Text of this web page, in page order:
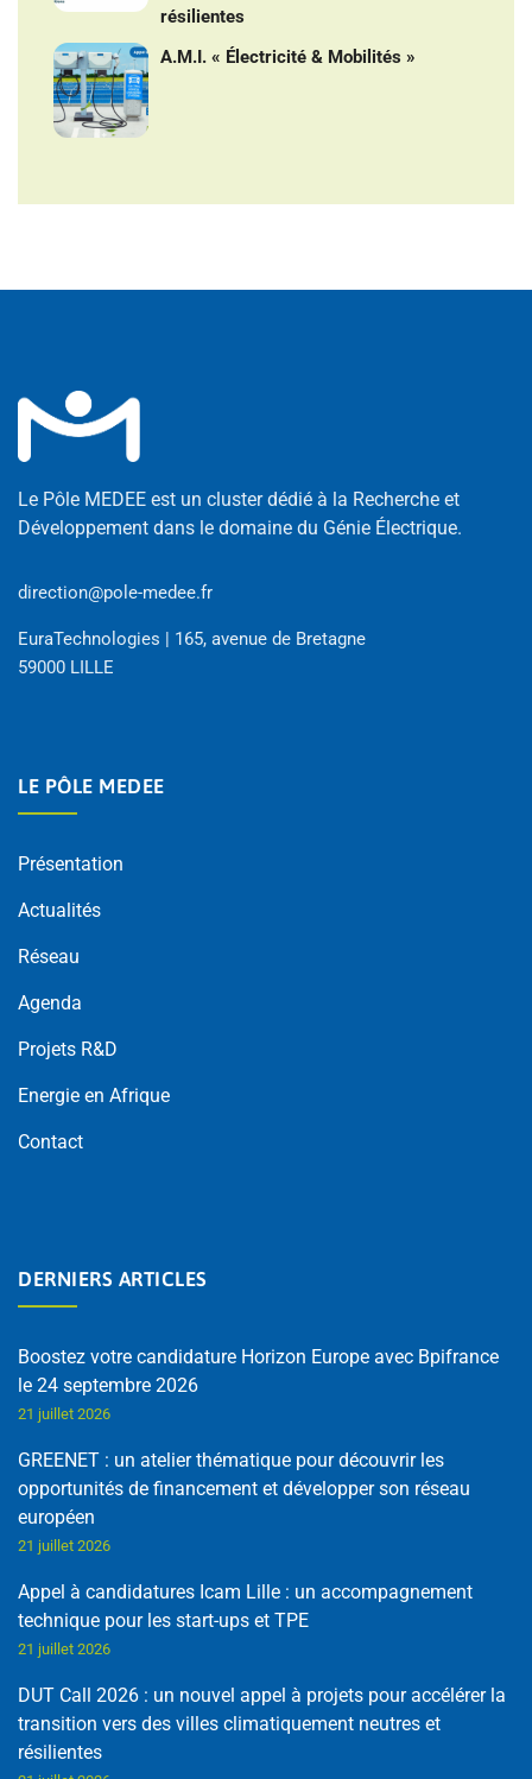
résilientes
A.M.I. « Électricité & Mobilités »
Le Pôle MEDEE est un cluster dédié à la Recherche et
Développement dans le domaine du Génie Électrique.
direction@pole-medee.fr
EuraTechnologies | 165, avenue de Bretagne
59000 LILLE
LE PÔLE MEDEE
Présentation
Actualités
Réseau
Agenda
Projets R&D
Energie en Afrique
Contact
DERNIERS ARTICLES
Boostez votre candidature Horizon Europe avec Bpifrance
le 24 septembre 2026
21 juillet 2026
GREENET : un atelier thématique pour découvrir les
opportunités de financement et développer son réseau
européen
21 juillet 2026
Appel à candidatures Icam Lille : un accompagnement
technique pour les start-ups et TPE
21 juillet 2026
DUT Call 2026 : un nouvel appel à projets pour accélérer la
transition vers des villes climatiquement neutres et
résilientes